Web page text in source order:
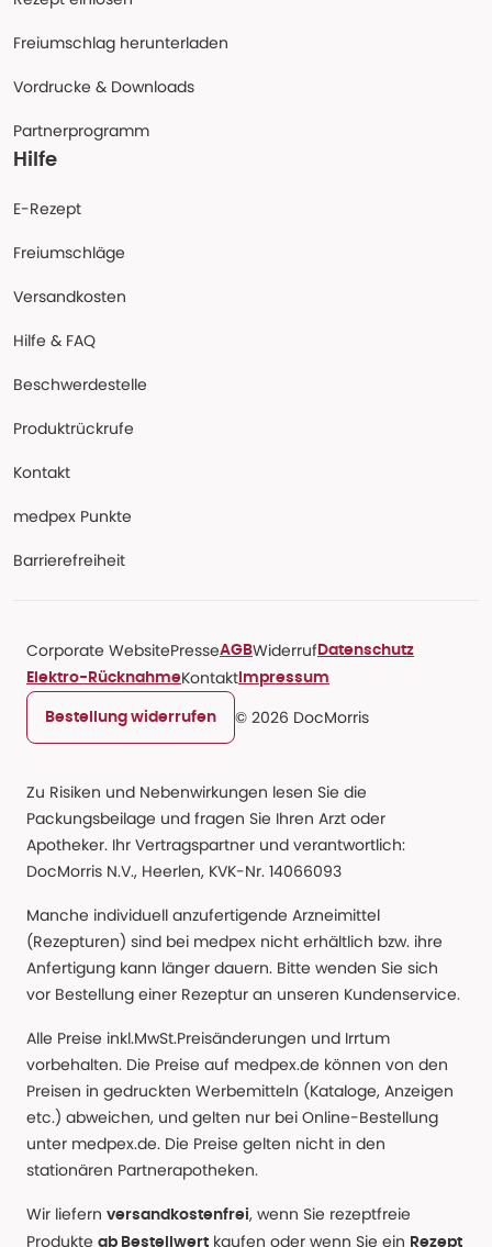
Freiumschlag herunterladen
Vordrucke & Downloads
Partnerprogramm
Hilfe
E-Rezept
Freiumschläge
Versandkosten
Hilfe & FAQ
Beschwerdestelle
Produktrückrufe
Kontakt
medpex Punkte
Barrierefreiheit
Corporate WebsitePresseAGBWiderruf Datenschutz
Elektro-RücknahmeKontakt Impressum
Bestellung widerrufen © 2026 DocMorris
Zu Risiken und Nebenwirkungen lesen Sie die
Packungsbeilage und fragen Sie Ihren Arzt oder
Apotheker. Ihr Vertragspartner und verantwortlich:
DocMorris N.V., Heerlen, KVK-Nr. 14066093
Manche individuell anzufertigende Arzneimittel
(Rezepturen) sind bei medpex nicht erhältlich bzw. ihre
Anfertigung kann länger dauern. Bitte wenden Sie sich
vor Bestellung einer Rezeptur an unseren Kundenservice.
Alle Preise inkl.MwSt.Preisänderungen und Irrtum
vorbehalten. Die Preise auf medpex.de können von den
Preisen in gedruckten Werbemitteln (Kataloge, Anzeigen
etc.) abweichen, und gelten nur bei Online-Bestellung
unter medpex.de. Die Preise gelten nicht in den
stationären Partnerapotheken.
Wir liefern versandkostenfrei, wenn Sie rezeptfreie
Produkte ab Bestellwert kaufen oder wenn Sie ein Rezept